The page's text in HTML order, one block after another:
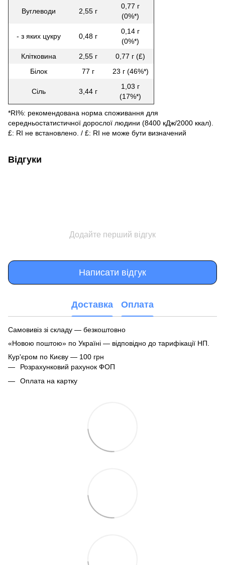
Вуглеводи 2,55 г
0,77 г
(0%*)
- з яких цукру 0,48 г
0,14 г
(0%*)
Клітковина
2,55 г
0,77 г (£)
Білок
77 г 23 г (46%*)
Сіль 3,44 г
1,03 г
(17%*)
*RI%: рекомендована норма споживання для
середньостатистичної дорослої людини (8400 кДж/2000 ккал).
£: RI не встановлено. / £: RI не може бути визначений
Відгуки
Додайте перший відгук
Написати відгук
Доставка Оплата
Самовивіз зі складу — безкоштовно
«Новою поштою» по Україні — відповідно до тарифікації НП.
Кур'єром по Києву — 100 грн
Розрахунковий рахунок ФОП
Оплата на картку